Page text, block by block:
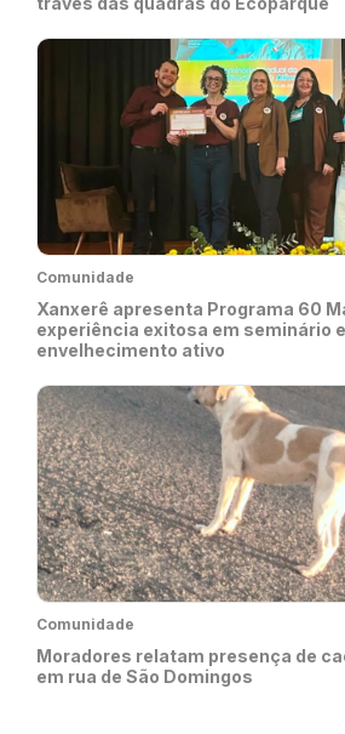
Comunidade
Xanxerê apresenta Programa 60
experiência exitosa em seminário
envelhecimento ativo
Comunidade
Moradores relatam presença de
em rua de São Domingos